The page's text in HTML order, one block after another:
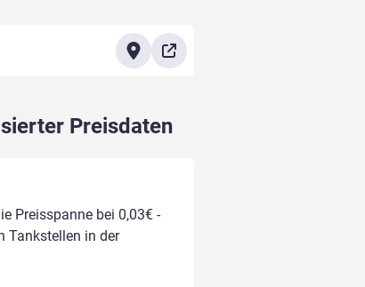
Preisdaten
Preisspanne bei 0,03€ -
Tankstellen in der